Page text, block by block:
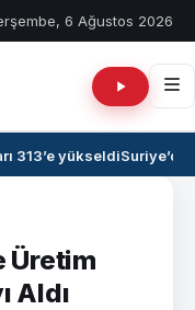
6 Ağustos 2026
313’e yükseldiSuriye’de
Üretim
Aldı